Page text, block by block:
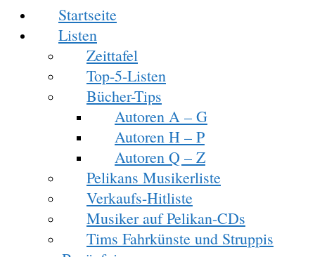
Startseite
Listen
Zeittafel
Top-5-Listen
Bücher-Tips
Autoren A – G
Autoren H – P
Autoren Q – Z
Pelikans Musikerliste
Verkaufs-Hitliste
Musiker auf Pelikan-CDs
Tims Fahrkünste und Struppis